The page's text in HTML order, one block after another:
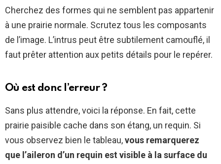
Cherchez des formes qui ne semblent pas appartenir
à une prairie normale. Scrutez tous les composants
de l’image. L’intrus peut être subtilement camouflé, il
faut prêter attention aux petits détails pour le repérer.
Où est donc l’erreur ?
Sans plus attendre, voici la réponse. En fait, cette
prairie paisible cache dans son étang, un requin. Si
vous observez bien le tableau,vous remarquerez
que l’aileron d’un requin est visible à la surface du